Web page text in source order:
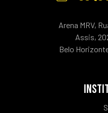
Arena MRV,
Assis,
Belo